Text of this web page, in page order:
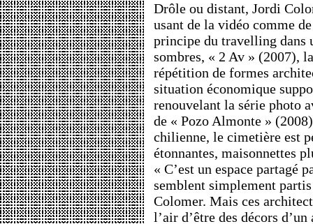
Drôle ou distant, Jordi
usant de la vidéo comme
principe du travelling dans
sombres, « 2 Av » (2007),
répétition de formes
situation économique
renouvelant la série photo
de « Pozo Almonte »
chilienne, le cimetière est
étonnantes, maisonnettes
« C’est un espace partagé
semblent simplement
Colomer. Mais ces
l’air d’être des décors